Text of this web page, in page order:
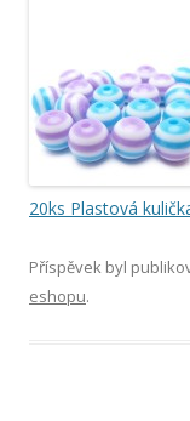
20ks Plastová
Příspěvek byl
eshopu.